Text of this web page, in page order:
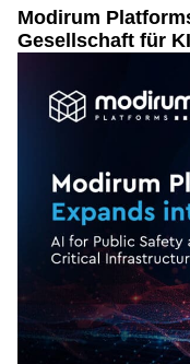
Modirum
Gesellschaft für